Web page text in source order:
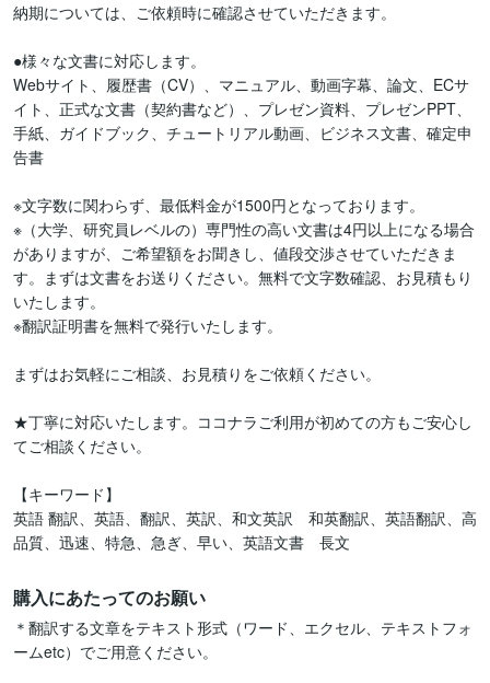
納期については、ご依頼時に確認させていただきます。
●様々な文書に対応します。
Webサイト、履歴書（CV）、マニュアル、動画字幕、論文、ECサ
イト、正式な文書（契約書など）、プレゼン資料、プレゼンPPT、
手紙、ガイドブック、チュートリアル動画、ビジネス文書、確定申
告書
※文字数に関わらず、最低料金が1500円となっております。
※（大学、研究員レベルの）専門性の高い文書は4円以上になる場合
がありますが、ご希望額をお聞きし、値段交渉させていただきま
す。まずは文書をお送りください。無料で文字数確認、お見積もり
いたします。
※翻訳証明書を無料で発行いたします。
まずはお気軽にご相談、お見積りをご依頼ください。
★丁寧に対応いたします。ココナラご利用が初めての方もご安心し
てご相談ください。
【キーワード】
英語 翻訳、英語、翻訳、英訳、和文英訳　和英翻訳、英語翻訳、高
品質、迅速、特急、急ぎ、早い、英語文書　長文
購入にあたってのお願い
＊翻訳する文章をテキスト形式（ワード、エクセル、テキストフォ
ームetc）でご用意ください。